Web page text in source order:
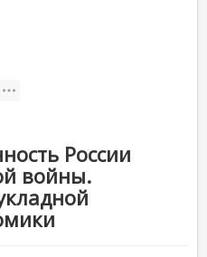
России
войны.